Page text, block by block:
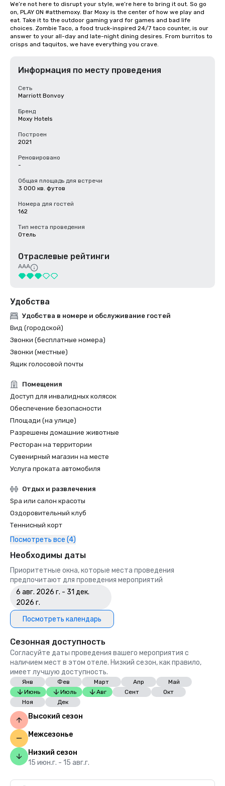
We’re not here to disrupt your style, we’re here to bring it out. So go
on, PLAY ON #atthemoxy. Bar Moxy is the center of how we play and
eat. Take it to the outdoor gaming yard for games and bad life
choices. Zombie Taco, a food truck-inspired 24/7 taco counter, is our
answer to your all-day and late-night dining desires. From burritos to
crisps and taquitos, we have everything you crave.
Информация по месту проведения
Сеть
Marriott Bonvoy
Бренд
Moxy Hotels
Построен
2021
Реновировано
-
Общая площадь для встречи
3 000 кв. футов
Номера для гостей
162
Тип места проведения
Отель
Отраслевые рейтинги
AAA
Удобства
Удобства в номере и обслуживание гостей
Вид (городской)
Звонки (бесплатные номера)
Звонки (местные)
Ящик голосовой почты
Помещения
Доступ для инвалидных колясок
Обеспечение безопасности
Площади (на улице)
Разрешены домашние животные
Ресторан на территории
Сувенирный магазин на месте
Услуга проката автомобиля
Отдых и развлечения
Spa или салон красоты
Оздоровительный клуб
Теннисный корт
Посмотреть все (4)
Необходимы даты
Приоритетные окна, которые места проведения
предпочитают для проведения мероприятий
6 авг. 2026 г. - 31 дек.
2026 г.
Посмотреть календарь
Сезонная доступность
Согласуйте даты проведения вашего мероприятия с
наличием мест в этом отеле. Низкий сезон, как правило,
имеет лучшую доступность.
Янв Фев Март Апр
Май
Июнь
Июль Авг Сент
Окт
Ноя
Дек
Высокий сезон
Межсезонье
Низкий сезон
15 июн.г. - 15 авг.г.